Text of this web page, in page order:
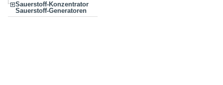
Sauerstoff-Konzentrator
Sauerstoff-Generatoren